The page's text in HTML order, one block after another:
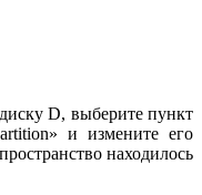
D, выберите пункт
и измените его
находилось